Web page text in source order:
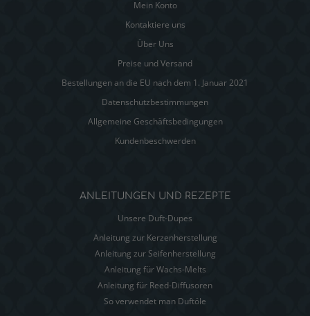
Mein Konto
Kontaktiere uns
Über Uns
Preise und Versand
Bestellungen an die EU nach dem 1. Januar 2021
Datenschutzbestimmungen
Allgemeine Geschäftsbedingungen
Kundenbeschwerden
ANLEITUNGEN UND REZEPTE
Unsere Duft-Dupes
Anleitung zur Kerzenherstellung
Anleitung zur Seifenherstellung
Anleitung für Wachs-Melts
Anleitung für Reed-Diffusoren
So verwendet man Duftöle